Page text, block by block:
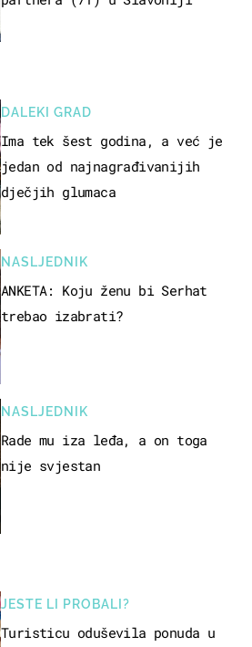
JESTE LI PROBALI?
Turisticu oduševila ponuda u
DALEKI GRAD
Ima tek šest godina, a već je
jedan od najnagrađivanijih
dječjih glumaca
NASLJEDNIK
ANKETA: Koju ženu bi Serhat
trebao izabrati?
NASLJEDNIK
Rade mu iza leđa, a on toga
nije svjestan